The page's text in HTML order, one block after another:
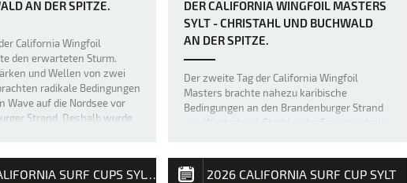
AN DER SPITZE.
California Wingfoil
den erwarteten Sturm.
und Wellen von zwei
radikale Bedingungen
Wave auf die Nordsee vor
Strand. Deshalb wurde
DER CALIFORNIA WINGFOIL MASTERS
SYLT - CHRISTAHL UND BUCHWALD
AN DER SPITZE.
Der zweite Tag der California Wingfoil
Masters brachte nahezu karibische
Bedingungen an den Brandenburger Strand
von Westerland. Strahlender Sonnenschein,
die Nordsee vor Sylt in eine spektakuläre F…
2026 CALIFORNIA SURF CUPS SYLT / INTERNATIONALE DEUTSCHE MEISTERSCHAFT 2026 CALIFORNIA SURF CUP SYLT